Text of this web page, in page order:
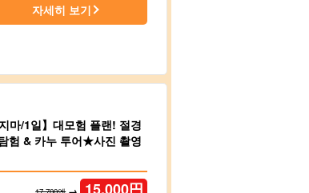
자세히 보기
마/1일】대모험 플랜! 절경
험 & 카누 투어★사진 촬영